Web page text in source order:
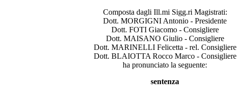
Composta dagli Ill.mi Sigg.ri Magistrati:
Dott. MORGIGNI Antonio - Presidente
Dott. FOTI Giacomo - Consigliere
Dott. MAISANO Giulio - Consigliere
Dott. MARINELLI Felicetta - rel. Consigliere
Dott. BLAIOTTA Rocco Marco - Consigliere
ha pronunciato la seguente:
sentenza